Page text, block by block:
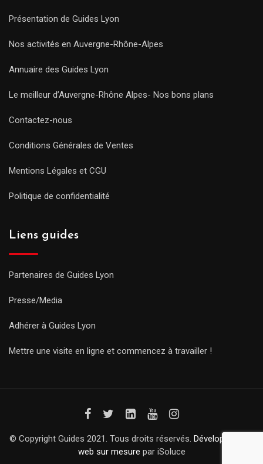
Présentation de Guides Lyon
Nos activités en Auvergne-Rhône-Alpes
Annuaire des Guides Lyon
Le meilleur d’Auvergne-Rhône Alpes- Nos bons plans
Contactez-nous
Conditions Générales de Ventes
Mentions Légales et CGU
Politique de confidentialité
Liens guides
Partenaires de Guides Lyon
Presse/Media
Adhérer à Guides Lyon
Mettre une visite en ligne et commencez à travailler !
© Copyright Guides 2021. Tous droits réservés. Développement
web sur mesure par iSoluce